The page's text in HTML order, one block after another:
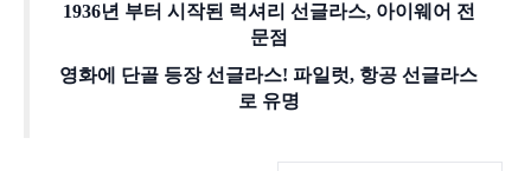
1936년 부터 시작된 럭셔리 선글라스, 아이웨어 전
문점
영화에 단골 등장 선글라스! 파일럿, 항공 선글라스
로 유명